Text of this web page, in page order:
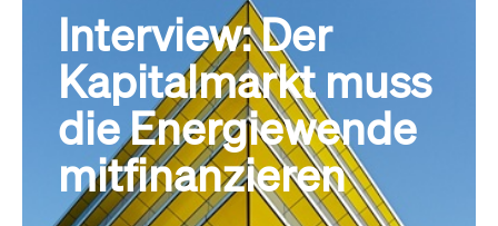
Interview: Der
Kapitalmarkt muss
die Energiewende
mitfinanzieren